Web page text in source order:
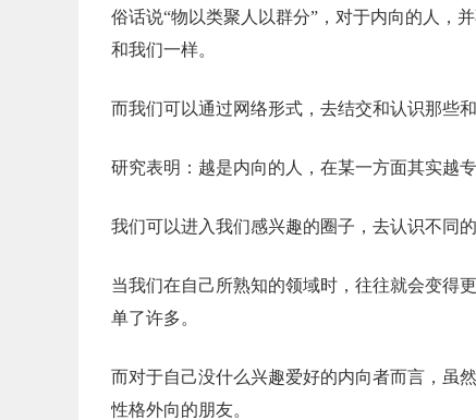
俗话说“物以类聚人以群分”，对于内向的人，
和我们一样。
而我们可以通过网络形式，去结交和认识那些
研究表明：越是内向的人，在某一方面其实越专
我们可以进入我们感兴趣的圈子，去认识不同的
当我们在自己所熟知的领域时，往往就会变得
单了许多。
而对于自己没什么兴趣爱好的内向者而言，虽
性格外向的朋友。